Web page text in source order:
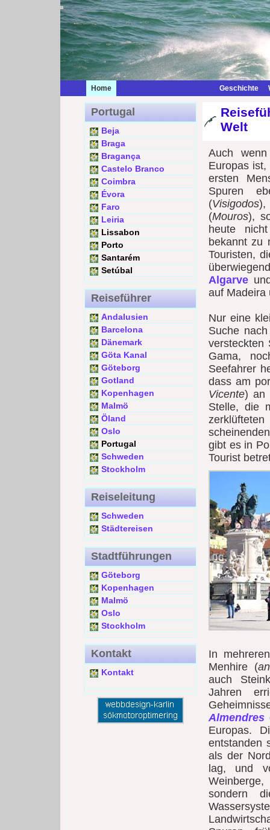
Home Geschichte
Portugal
Beja
Braga
Bragança
Castelo Branco
Coimbra
Évora
Faro
Leiria
Lissabon
Porto
Santarém
Setúbal
Reiseführer
Andalusien
Barcelona
Dänemark
Göta Kanal
Göteborg
Gotland
Kopenhagen
Malmö
Öland
Oslo
Portugal
Schweden
Stockholm
Reiseleitung
Schweden
Städtereisen
Stadtführungen
Göteborg
Kopenhagen
Malmö
Oslo
Stockholm
Kontakt
Kontakt
Welt
Auch
Europas
ersten
Spuren
(Visigodos
(Mouros),
heute
bekannt zu
Touristen,
Algarve
auf Madeira
Nur eine
Suche
versteckten
Gama,
Seefahrer
dass am
Vicente) an
Stelle, die
gibt es in
Tourist
In
Menhire (
auch
Jahren
Almendres
Europas.
entstanden
als der
lag, und
sondern